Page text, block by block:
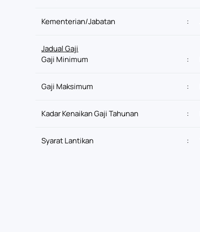
Kementerian/Jabatan :
Jadual Gaji
Gaji Minimum
:
Gaji Maksimum :
Kadar Kenaikan Gaji Tahunan :
Syarat Lantikan :